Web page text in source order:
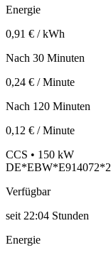
Energie
0,91 € / kWh
Nach 30 Minuten
0,24 € / Minute
Nach 120 Minuten
0,12 € / Minute
CCS • 150 kW
DE*EBW*E914072*2
Verfügbar
seit 22:04 Stunden
Energie